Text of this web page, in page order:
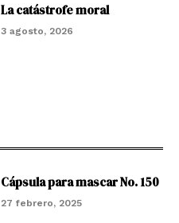
La catástrofe moral
3 agosto, 2026
Cápsula para mascar No. 150
27 febrero, 2025